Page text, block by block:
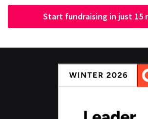
Start fundraising in just 15